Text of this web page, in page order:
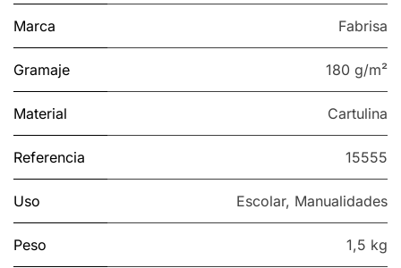
Marca Fabrisa
Gramaje 180 g/m²
Material Cartulina
Referencia 15555
Uso Escolar, Manualidades
Peso 1,5 kg